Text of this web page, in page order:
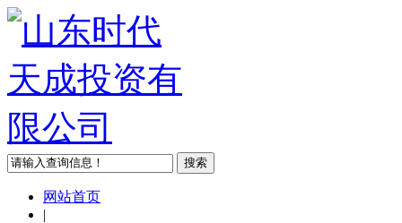
网站首页
|